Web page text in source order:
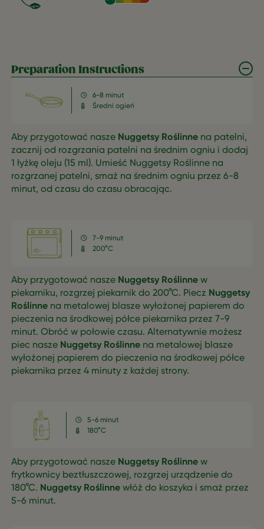
Preparation Instructions
6-8 minut
Średni ogień
Aby przygotować nasze Nuggetsy Roślinne na patelni,
zacznij od rozgrzania patelni na średnim ogniu i dodaj
1 łyżkę oleju (15 ml). Umieść Nuggetsy Roślinne na
rozgrzanej patelni, smaż na średnim ogniu przez 6-8
minut, od czasu do czasu obracając.
7-9 minut
200°C
Aby przygotować nasze Nuggetsy Roślinne w
piekarniku, rozgrzej piekarnik do 200°C. Piecz Nuggetsy
Roślinne na metalowej blasze wyłożonej papierem do
pieczenia na środkowej półce piekarnika przez 7-9
minut. Obróć w połowie czasu. Alternatywnie możesz
piec nasze Nuggetsy Roślinne na metalowej blasze
wyłożonej papierem do pieczenia na środkowej półce
piekarnika przez 4 minuty z każdej strony.
5-6 minut
180°C
Aby przygotować nasze Nuggetsy Roślinne w
frytkownicy beztłuszczowej, rozgrzej urządzenie do
180°C. Nuggetsy Roślinne włóż do koszyka i smaż przez
5-6 minut.